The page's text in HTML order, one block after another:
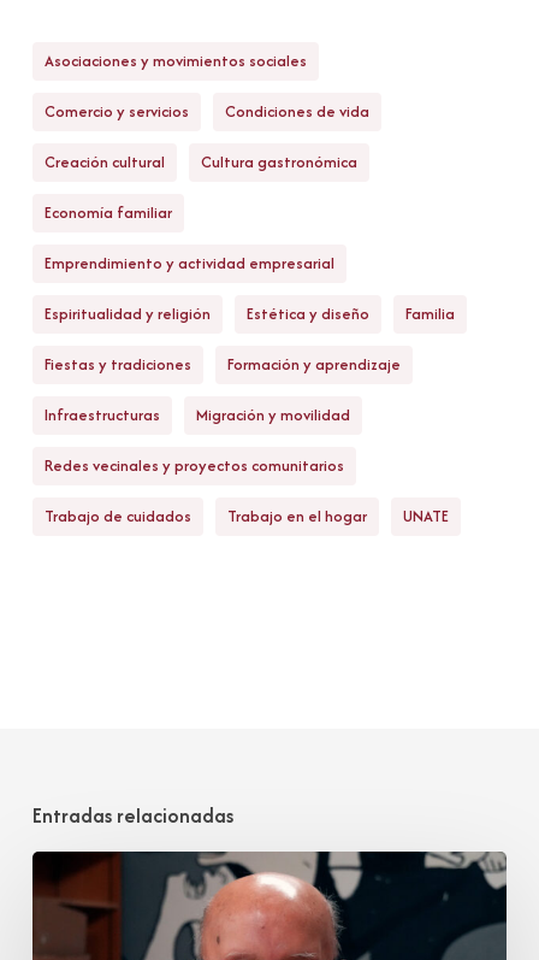
Asociaciones y movimientos sociales
Comercio y servicios Condiciones de vida
Creación cultural Cultura gastronómica
Economía familiar
Emprendimiento y actividad empresarial
Espiritualidad y religión Estética y diseño Familia
Fiestas y tradiciones Formación y aprendizaje
Infraestructuras Migración y movilidad
Redes vecinales y proyectos comunitarios
Trabajo de cuidados Trabajo en el hogar UNATE
Entradas relacionadas
Javier
Rotaeche
Mosquera